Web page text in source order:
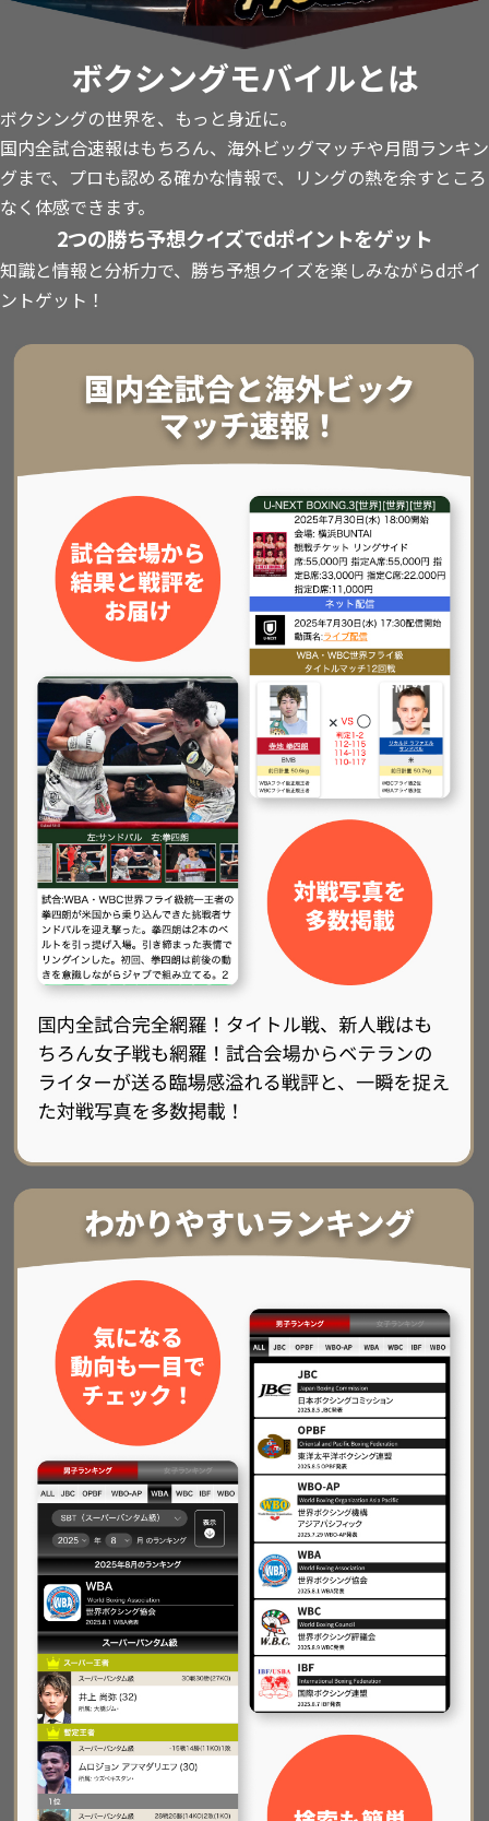
ボクシングモバイルとは
ボクシングの世界を、もっと身近に。
国内全試合速報はもちろん、海外ビッグマッチや月間ランキン
グまで、プロも認める確かな情報で、リングの熱を余すところ
なく体感できます。
2つの勝ち予想クイズでdポイントをゲット
知識と情報と分析力で、勝ち予想クイズを楽しみながらdポイ
ントゲット！